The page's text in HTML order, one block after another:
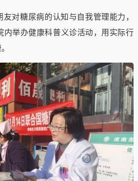
对糖尿病的认知与自我管理能力，
内举办健康科普义诊活动，用实际行